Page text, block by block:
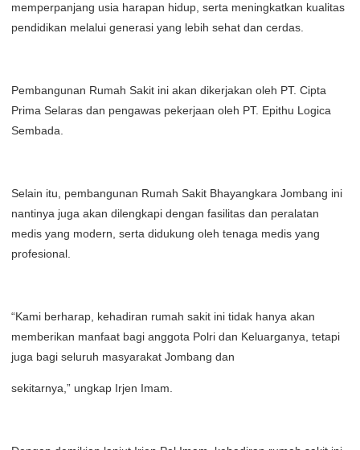
memperpanjang usia harapan hidup, serta meningkatkan kualitas
pendidikan melalui generasi yang lebih sehat dan cerdas.
Pembangunan Rumah Sakit ini akan dikerjakan oleh PT. Cipta
Prima Selaras dan pengawas pekerjaan oleh PT. Epithu Logica
Sembada.
Selain itu, pembangunan Rumah Sakit Bhayangkara Jombang ini
nantinya juga akan dilengkapi dengan fasilitas dan peralatan
medis yang modern, serta didukung oleh tenaga medis yang
profesional.
“Kami berharap, kehadiran rumah sakit ini tidak hanya akan
memberikan manfaat bagi anggota Polri dan Keluarganya, tetapi
juga bagi seluruh masyarakat Jombang dan
sekitarnya,” ungkap Irjen Imam.